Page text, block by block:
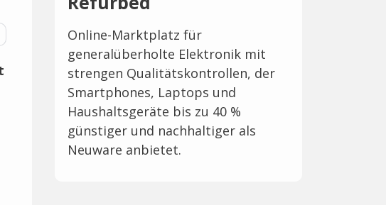
Online-Marktplatz für
generalüberholte Elektronik mit
strengen Qualitätskontrollen, der
Smartphones, Laptops und
Haushaltsgeräte bis zu 40 %
günstiger und nachhaltiger als
Neuware anbietet.